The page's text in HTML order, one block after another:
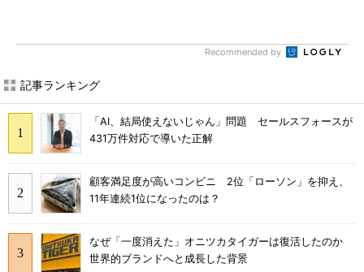
Recommended by
記事ランキング
「AI、結局使えないじゃん」問題 セールスフォースが
431万件対応で導いた正解
顧客満足度が高いコンビニ 2位「ローソン」を抑え、
11年連続1位になったのは？
なぜ「一度消えた」オニツカタイガーは復活したのか
世界的ブランドへと成長した背景